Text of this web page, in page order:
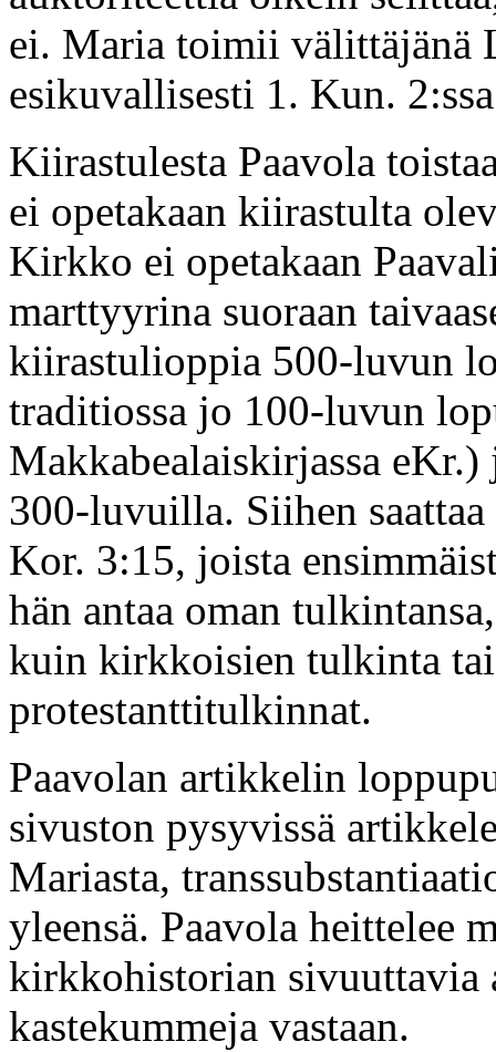
ei. Maria toimii välittäjänä
esikuvallisesti 1. Kun.
Kiirastulesta Paavola
ei opetakaan kiirastulta
Kirkko ei opetakaan
marttyyrina suoraan
kiirastulioppia 500-luvun
traditiossa jo 100-luvun
Makkabealaiskirjassa
300-luvuilla. Siihen
Kor. 3:15, joista
hän antaa oman
kuin kirkkoisien tulkinta
protestanttitulkinnat.
Paavolan artikkelin
sivuston pysyvissä
Mariasta,
yleensä. Paavola heittelee
kirkkohistorian sivuuttavia
kastekummeja vastaan.